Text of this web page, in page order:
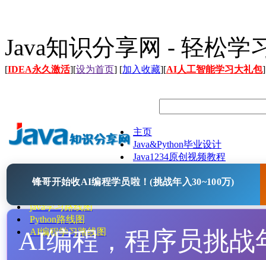
Java知识分享网 - 轻松学
[IDEA永久激活][设为首页] [加入收藏][AI人工智能学习大礼包]
主页
Java&Python毕业设计
Java1234原创视频教程
Java开源项目
java学习路线图
Python路线图
AI编程学习路线图
锋哥开始收AI编程学员啦！(挑战年入30~100万)
AI编程，程序员挑战